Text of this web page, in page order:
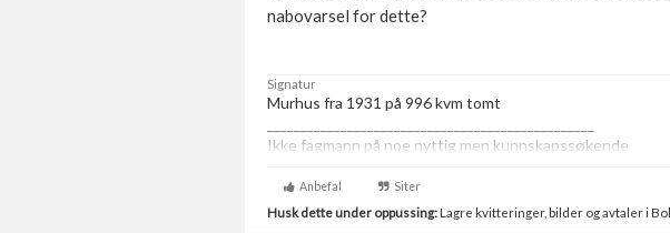
nabovarsel for dette?
Signatur
Murhus fra 1931 på 996 kvm tomt
Ikke fagmann på noe nyttig men kunnskapssøkende
Anbefal Siter
Husk dette under oppussing:Lagre kvitteringer, bilder og avtaler i